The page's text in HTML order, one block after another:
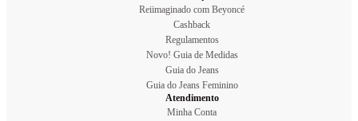
Reiimaginado com Beyoncé
Cashback
Regulamentos
Novo! Guia de Medidas
Guia do Jeans
Guia do Jeans Feminino
Atendimento
Minha Conta